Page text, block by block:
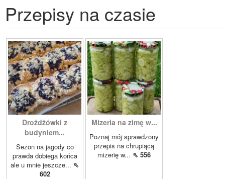
Przepisy na czasie
Drożdżówki z
budyniem...
Sezon na jagody co
prawda dobiega końca
ale u mnie jeszcze... ⇖
602
Mizeria na zimę w...
Poznaj mój sprawdzony
przepis na chrupiącą
mizerię w... ⇖ 556